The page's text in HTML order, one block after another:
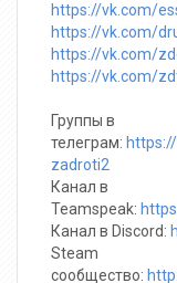
https://vk.com/
https://vk.com/
https://vk.com/
https://vk.com/
Группы в
телеграм:
zadroti2
Канал в
Teamspeak:
Канал в Discord:
Steam
сообщество: